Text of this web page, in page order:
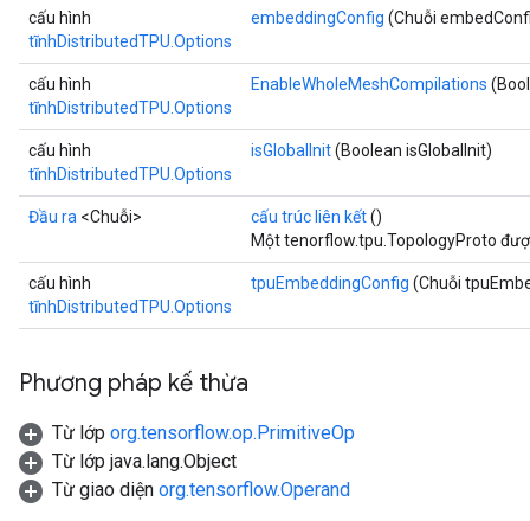
cấu hình
tĩnhDistributedTPU.Options
embeddingConfig (Chuỗi
cấu hình
tĩnhDistributedTPU.Options
EnableWholeMeshCompilations
cấu hình
tĩnhDistributedTPU.Options
isGlobalInit(Boolean isGlobalInit)
Đầu ra <Chuỗi> cấu trúc liên kết()
Một tenorflow.tpu.TopologyProto
cấu hình
tĩnhDistributedTPU.Options
tpuEmbeddingConfig (Chuỗi
Phương pháp kế thừa
Từ lớp org.tensorflow.op.PrimitiveOp
Từ lớp java.lang.Object
Từ giao diện org.tensorflow.Operand